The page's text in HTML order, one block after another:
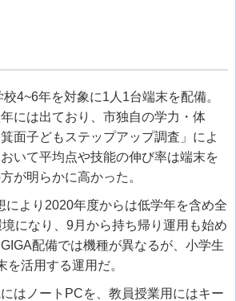
校4~6年を対象に1 人 1台端末を配備。
には出ており、市独自の学力・体
面子どもステップアップ調査」によ
いて平均点や技能の伸び率は端末を
が明らかに高かった。
により 2020年度からは低学年を含め全
になり、 9月から持ち帰り運用も始め
GIGA配備では機種が異なるが、小学生
を活用する運用だ。
はノート PCを、教員授業用にはキー